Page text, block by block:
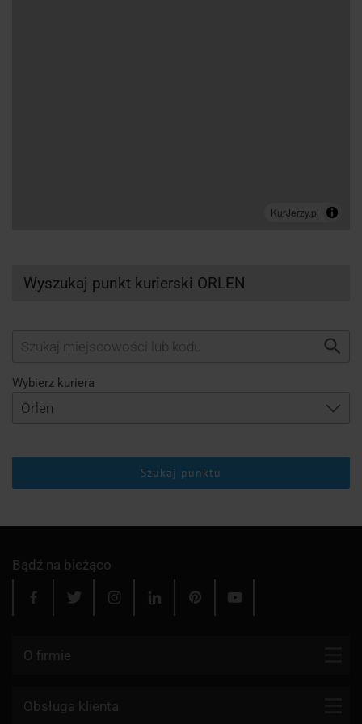
Wyszukaj punkt kurierski ORLEN
Wybierz kuriera
Szukaj punktu
Bądź na bieżąco
O firmie
Kontakt
Obsługa klienta